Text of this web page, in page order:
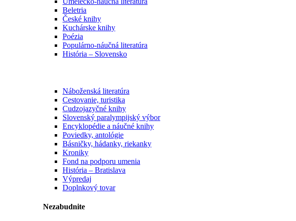
Beletria
České knihy
Kuchárske knihy
Poézia
Populárno-náučná literatúra
História – Slovensko
Náboženská literatúra
Cestovanie, turistika
Cudzojazyčné knihy
Slovenský paralympijský výbor
Encyklopédie a náučné knihy
Poviedky, antológie
Básničky, hádanky, riekanky
Kroniky
Fond na podporu umenia
História – Bratislava
Výpredaj
Doplnkový tovar
Nezabudnite